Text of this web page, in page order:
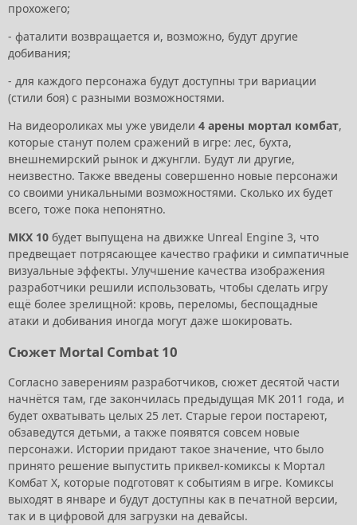
прохожего;
- фаталити возвращается и, возможно, будут другие
добивания;
- для каждого персонажа будут доступны три вариации
(стили боя) с разными возможностями.
На видеороликах мы уже увидели 4 арены мортал комбат,
которые станут полем сражений в игре: лес, бухта,
внешнемирский рынок и джунгли. Будут ли другие,
неизвестно. Также введены совершенно новые персонажи
со своими уникальными возможностями. Сколько их будет
всего, тоже пока непонятно.
МКХ 10 будет выпущена на движке Unreal Engine 3, что
предвещает потрясающее качество графики и симпатичные
визуальные эффекты. Улучшение качества изображения
разработчики решили использовать, чтобы сделать игру
ещё более зрелищной: кровь, переломы, беспощадные
атаки и добивания иногда могут даже шокировать.
Сюжет Mortal Combat 10
Согласно заверениям разработчиков, сюжет десятой части
начнётся там, где закончилась предыдущая MK 2011 года, и
будет охватывать целых 25 лет. Старые герои постареют,
обзаведутся детьми, а также появятся совсем новые
персонажи. Истории придают такое значение, что было
принято решение выпустить приквел-комиксы к Мортал
Комбат Х, которые подготовят к событиям в игре. Комиксы
выходят в январе и будут доступны как в печатной версии,
так и в цифровой для загрузки на девайсы.